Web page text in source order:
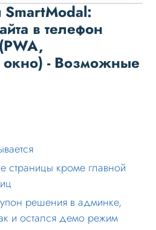
страницы кроме главной
и остался демо режим
в телефон
- Возможные
страницы кроме главной
решения в админке,
и остался демо режим